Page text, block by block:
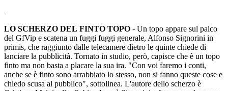
LO SCHERZO DEL FINTO TOPO - Un topo appare sul palco
del GfVip e scatena un fuggi fuggi generale, Alfonso Signorini in
primis, che raggiunto dalle telecamere dietro le quinte chiede di
lanciare la pubblicità. Tornato in studio, però, capisce che è un topo
finto ma non basta a placare la sua ira. "Con voi faremo i conti,
anche se è finto sono arrabbiato lo stesso, non si fanno queste cose e
chiedo scusa al pubblico", sottolinea. L'autore dello scherzo è